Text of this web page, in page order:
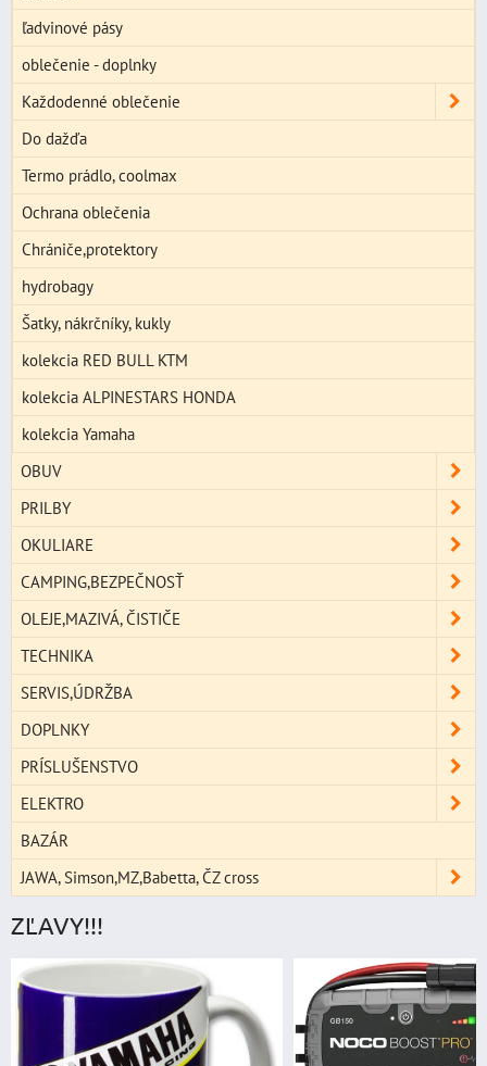
ľadvinové pásy
oblečenie - doplnky
Každodenné oblečenie
Do dažďa
Termo prádlo, coolmax
Ochrana oblečenia
Chrániče,protektory
hydrobagy
Šatky, nákrčníky, kukly
kolekcia RED BULL KTM
kolekcia ALPINESTARS HONDA
kolekcia Yamaha
OBUV
PRILBY
OKULIARE
CAMPING,BEZPEČNOSŤ
OLEJE,MAZIVÁ, ČISTIČE
TECHNIKA
SERVIS,ÚDRŽBA
DOPLNKY
PRÍSLUŠENSTVO
ELEKTRO
BAZÁR
JAWA, Simson,MZ,Babetta, ČZ cross
ZĽAVY!!!